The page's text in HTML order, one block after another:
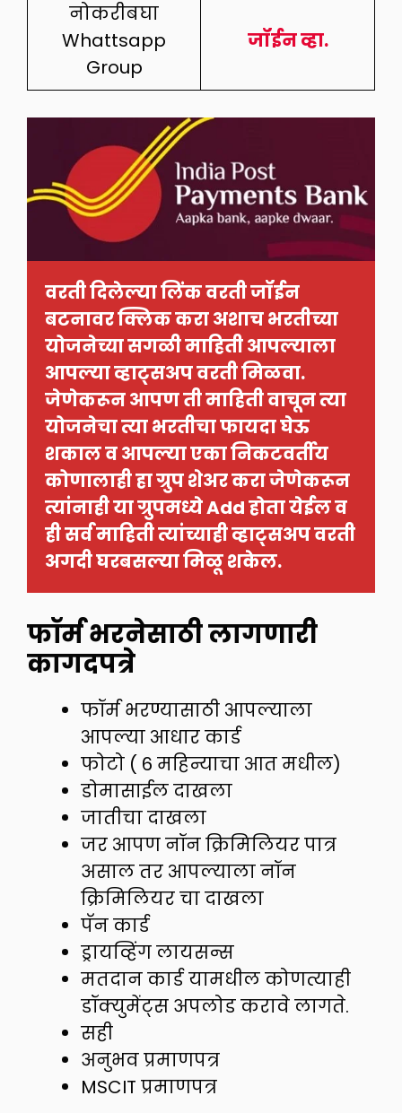
नोकरीबघा
Whattsapp
Group
जॉईन व्हा.
वरती दिलेल्या लिंक वरती जॉईन
बटनावर क्लिक करा अशाच भरतीच्या
योजनेच्या सगळी माहिती आपल्याला
आपल्या व्हाट्सअप वरती मिळवा.
जेणेकरून आपण ती माहिती वाचून त्या
योजनेचा त्या भरतीचा फायदा घेऊ
शकाल व आपल्या एका निकटवर्तीय
कोणालाही हा ग्रुप शेअर करा जेणेकरून
त्यांनाही या ग्रुपमध्ये Add होता येईल व
ही सर्व माहिती त्यांच्याही व्हाट्सअप वरती
अगदी घरबसल्या मिळू शकेल.
फॉर्म भरनेसाठी लागणारी
कागदपत्रे
फॉर्म भरण्यासाठी आपल्याला
आपल्या आधार कार्ड
फोटो ( 6 महिन्याचा आत मधील)
डोमासाईल दाखला
जातीचा दाखला
जर आपण नॉन क्रिमिलियर पात्र
असाल तर आपल्याला नॉन
क्रिमिलियर चा दाखला
पॅन कार्ड
ड्रायव्हिंग लायसन्स
मतदान कार्ड यामधील कोणत्याही
डॉक्युमेंट्स अपलोड करावे लागते.
सही
अनुभव प्रमाणपत्र
MSCIT प्रमाणपत्र